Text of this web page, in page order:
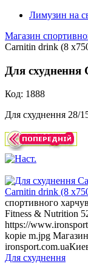
Лимузин на
Магазин
Carnitin drink (8
Для
Код: 1888
Для схуднення 28/
Carnitin drink (8
спортивного
Fitness & Nutrition
https://
kopie m.jpg
ironsport.com.ua
Для схуднення